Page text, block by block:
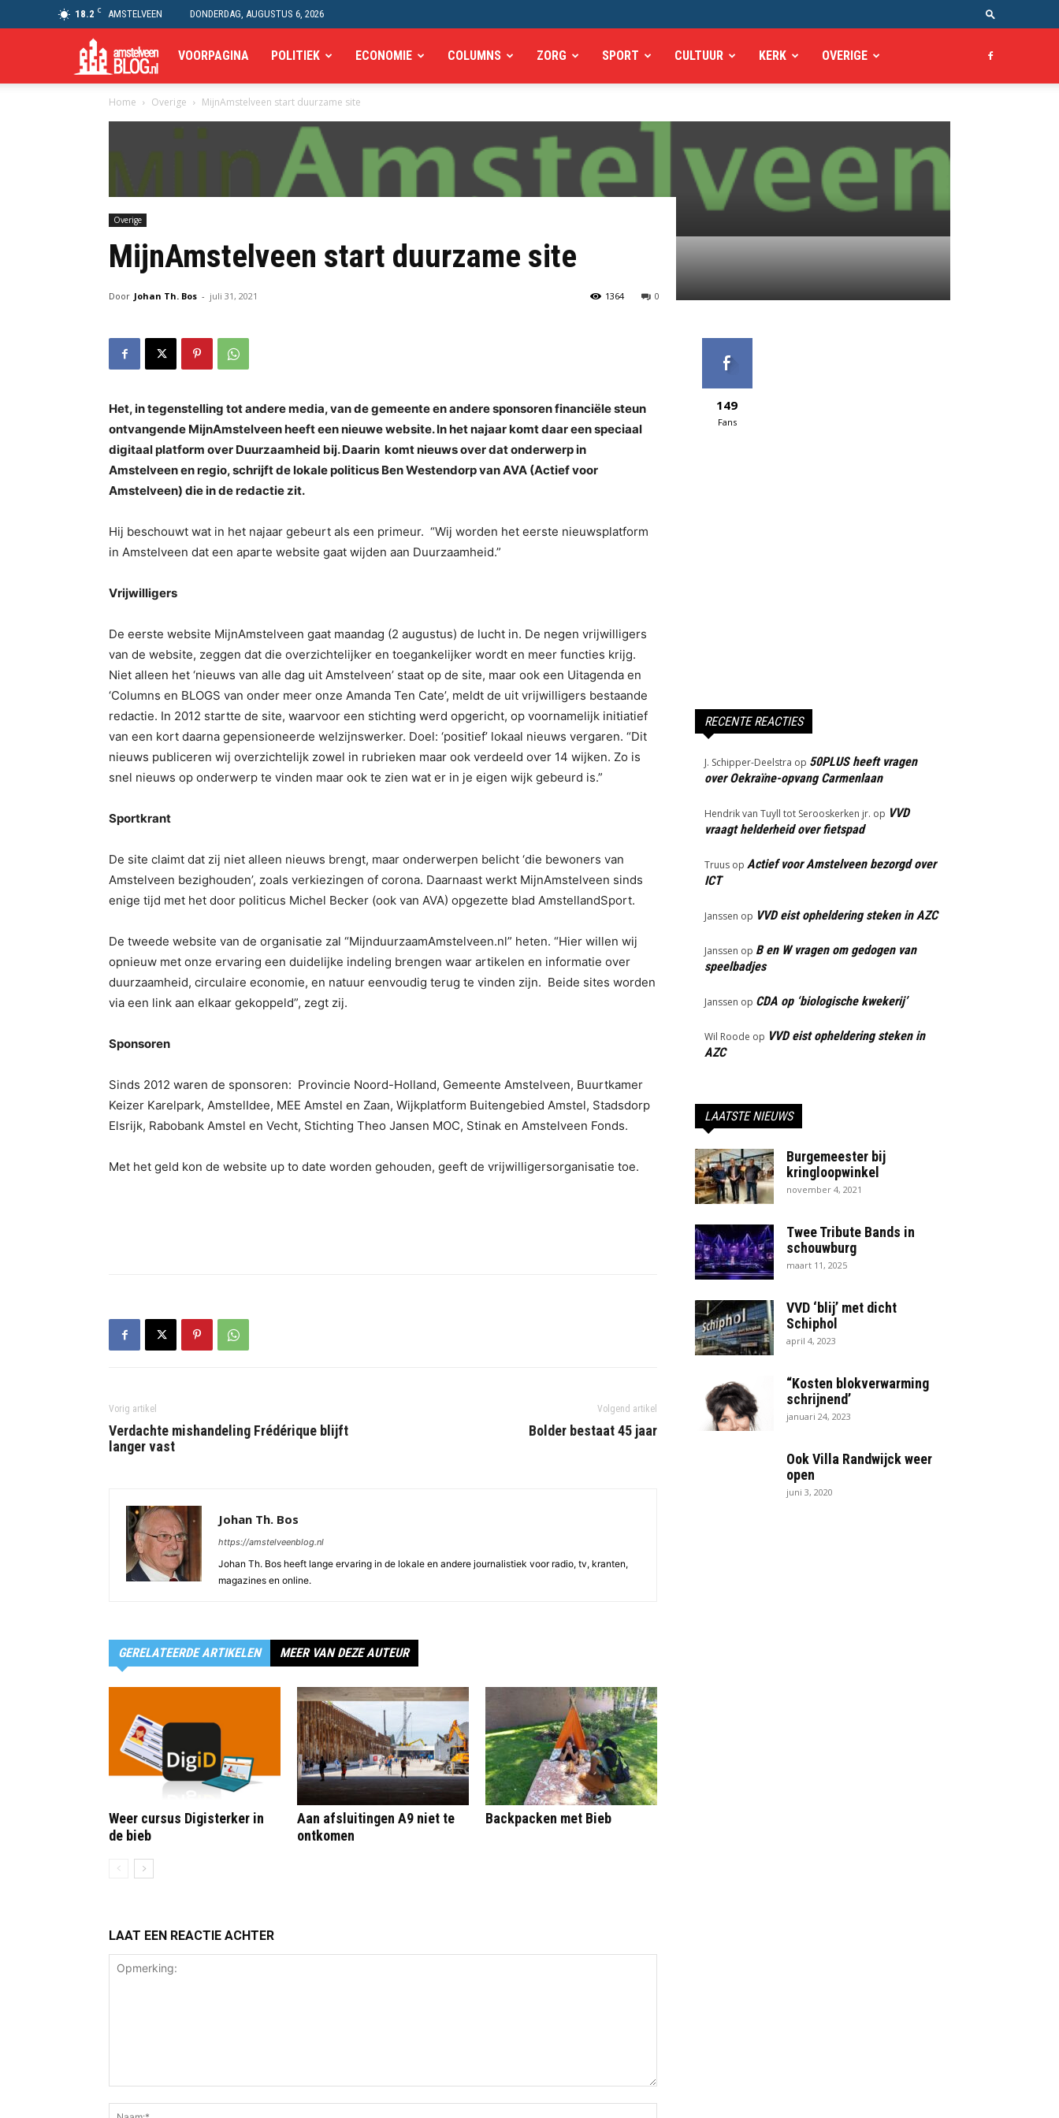
18.2 C AMSTELVEEN DONDERDAG, AUGUSTUS 6, 2026
Amstelveen
Blog
VOORPAGINA POLITIEK ECONOMIE COLUMNS ZORG SPORT CULTUUR KERK OVERIGE
Home Overige MijnAmstelveen start duurzame site
Overige
MijnAmstelveen start duurzame site
Door Johan Th. Bos - juli 31, 2021 0
1364
Het, in tegenstelling tot andere media, van de gemeente en andere sponsoren financiële steun
ontvangende MijnAmstelveen heeft een nieuwe website. In het najaar komt daar een speciaal
digitaal platform over Duurzaamheid bij. Daarin komt nieuws over dat onderwerp in
Amstelveen en regio, schrijft de lokale politicus Ben Westendorp van AVA (Actief voor
Amstelveen) die in de redactie zit.
Hij beschouwt wat in het najaar gebeurt als een primeur. “Wij worden het eerste nieuwsplatform
in Amstelveen dat een aparte website gaat wijden aan Duurzaamheid.”
Vrijwilligers
De eerste website MijnAmstelveen gaat maandag (2 augustus) de lucht in. De negen vrijwilligers
van de website, zeggen dat die overzichtelijker en toegankelijker wordt en meer functies krijg.
Niet alleen het ‘nieuws van alle dag uit Amstelveen’ staat op de site, maar ook een Uitagenda en
‘Columns en BLOGS van onder meer onze Amanda Ten Cate’, meldt de uit vrijwilligers bestaande
redactie. In 2012 startte de site, waarvoor een stichting werd opgericht, op voornamelijk initiatief
van een kort daarna gepensioneerde welzijnswerker. Doel: ‘positief’ lokaal nieuws vergaren. “Dit
nieuws publiceren wij overzichtelijk zowel in rubrieken maar ook verdeeld over 14 wijken. Zo is
snel nieuws op onderwerp te vinden maar ook te zien wat er in je eigen wijk gebeurd is.”
Sportkrant
De site claimt dat zij niet alleen nieuws brengt, maar onderwerpen belicht ‘die bewoners van
Amstelveen bezighouden’, zoals verkiezingen of corona. Daarnaast werkt MijnAmstelveen sinds
enige tijd met het door politicus Michel Becker (ook van AVA) opgezette blad AmstellandSport.
De tweede website van de organisatie zal “MijnduurzaamAmstelveen.nl” heten. “Hier willen wij
opnieuw met onze ervaring een duidelijke indeling brengen waar artikelen en informatie over
duurzaamheid, circulaire economie, en natuur eenvoudig terug te vinden zijn. Beide sites worden
via een link aan elkaar gekoppeld”, zegt zij.
Sponsoren
Sinds 2012 waren de sponsoren: Provincie Noord-Holland, Gemeente Amstelveen, Buurtkamer
Keizer Karelpark, AmstelIdee, MEE Amstel en Zaan, Wijkplatform Buitengebied Amstel, Stadsdorp
Elsrijk, Rabobank Amstel en Vecht, Stichting Theo Jansen MOC, Stinak en Amstelveen Fonds.
Met het geld kon de website up to date worden gehouden, geeft de vrijwilligersorganisatie toe.
Vorig artikel
Verdachte mishandeling Frédérique blijft
langer vast
Volgend artikel
Bolder bestaat 45 jaar
Johan Th. Bos
https://amstelveenblog.nl
Johan Th. Bos heeft lange ervaring in de lokale en andere journalistiek voor radio, tv, kranten,
magazines en online.
GERELATEERDE ARTIKELEN MEER VAN DEZE AUTEUR
Weer cursus Digisterker in
de bieb
Aan afsluitingen A9 niet te
ontkomen
Backpacken met Bieb
LAAT EEN REACTIE ACHTER
149
Fans
RECENTE REACTIES
J. Schipper-Deelstra op 50PLUS heeft vragen
over Oekraïne-opvang Carmenlaan
Hendrik van Tuyll tot Serooskerken jr. op VVD
vraagt helderheid over fietspad
Truus op Actief voor Amstelveen bezorgd over
ICT
Janssen op VVD eist opheldering steken in AZC
Janssen op B en W vragen om gedogen van
speelbadjes
Janssen op CDA op ‘biologische kwekerij’
Wil Roode op VVD eist opheldering steken in
AZC
LAATSTE NIEUWS
Burgemeester bij
kringloopwinkel
november 4, 2021
Twee Tribute Bands in
schouwburg
maart 11, 2025
VVD ‘blij’ met dicht
Schiphol
april 4, 2023
“Kosten blokverwarming
schrijnend’
januari 24, 2023
Ook Villa Randwijck weer
open
juni 3, 2020